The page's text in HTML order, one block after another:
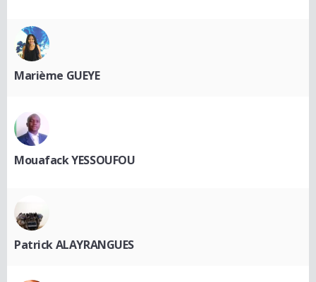
Marième GUEYE
Mouafack YESSOUFOU
Patrick ALAYRANGUES